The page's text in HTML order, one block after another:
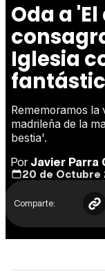
Oda a
Iglesia
Rememoramos la
madrileña de la
bestia'.
PorJavier Parra
20 de Octubre
Comparte: